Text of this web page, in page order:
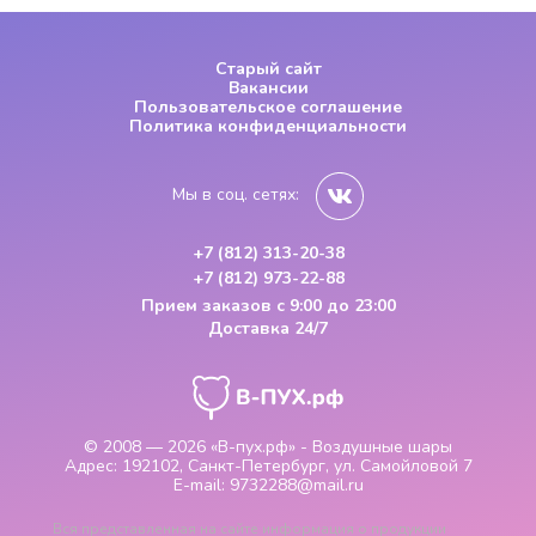
© 2008 — 2026 «В-пух.рф» - Воздушные шары
Адрес: 192102, Санкт-Петербург, ул. Самойловой 7
E-mail: 9732288@mail.ru
Старый сайт
Вакансии
Пользовательское соглашение
Политика конфиденциальности
Мы в соц. сетях:
+7 (812) 313-20-38
+7 (812) 973-22-88
Прием заказов с 9:00 до 23:00
Доставка 24/7
Вся представленная на сайте информация о продукции